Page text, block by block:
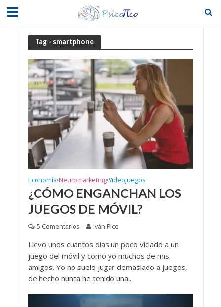
Tag - smartphone
Economía•Neuromarketing•Videojuegos
¿CÓMO ENGANCHAN LOS
JUEGOS DE MÓVIL?
5 Comentarios Iván Pico
Llevo unos cuantos días un poco viciado a un
juego del móvil y como yo muchos de mis
amigos. Yo no suelo jugar demasiado a juegos,
de hecho nunca he tenido una...